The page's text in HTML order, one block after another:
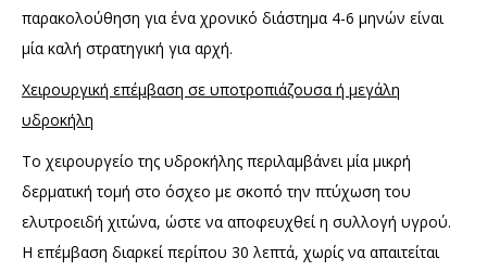
παρακολούθηση για ένα χρονικό διάστημα 4-6 μηνών είναι
μία καλή στρατηγική για αρχή.
Χειρουργική επέμβαση σε υποτροπιάζουσα ή μεγάλη
υδροκήλη
Το χειρουργείο της υδροκήλης περιλαμβάνει μία μικρή
δερματική τομή στο όσχεο με σκοπό την πτύχωση του
ελυτροειδή χιτώνα, ώστε να αποφευχθεί η συλλογή υγρού.
Η επέμβαση διαρκεί περίπου 30 λεπτά, χωρίς να απαιτείται